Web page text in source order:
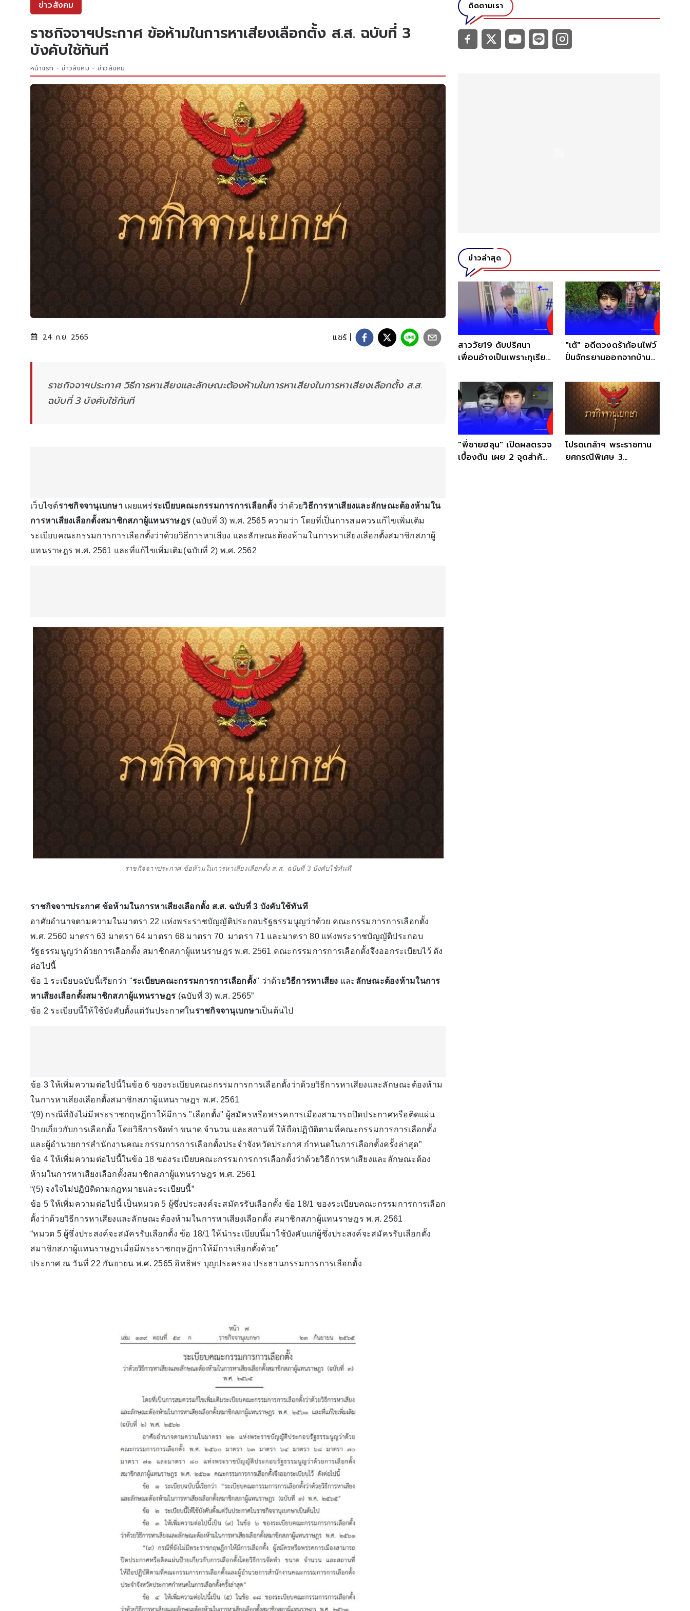
ข่าวสังคม
ราชกิจจาฯประกาศ ข้อห้ามในการหาเสียงเลือกตั้ง ส.ส. ฉบับที่ 3
บังคับใช้ทันที
หน้าแรก ข่าวสังคม ข่าวสังคม
24 ก.ย. 2565 แชร์ |
ราชกิจจาฯประกาศ วิธีการหาเสียงและลักษณะต้องห้ามในการหาเสียงในการหาเสียงเลือกตั้ง ส.ส.
ฉบับที่ 3 บังคับใช้ทันที
เว็บไซต์ราชกิจจานุเบกษาเผยแพร่ระเบียบคณะกรรมการการเลือกตั้งว่าด้วยวิธีการหาเสียงและลักษณะต้องห้ามใน
การหาเสียงเลือกตั้งสมาชิกสภาผู้แทนราษฎร (ฉบับที่ 3) พ.ศ. 2565 ความว่า โดยที่เป็นการสมควรแก้ไขเพิ่มเติม
ระเบียบคณะกรรมการการเลือกตั้งว่าด้วยวิธีการหาเสียง และลักษณะต้องห้ามในการหาเสียงเลือกตั้งสมาชิกสภาผู้
แทนราษฎร พ.ศ. 2561 และที่แก้ไขเพิ่มเติม(ฉบับที่ 2) พ.ศ. 2562
ราชกิจจาฯประกาศ ข้อห้ามในการหาเสียงเลือกตั้ง ส.ส. ฉบับที่ 3 บังคับใช้ทันที
ราชกิจจาฯประกาศ ข้อห้ามในการหาเสียงเลือกตั้ง ส.ส. ฉบับที่ 3 บังคับใช้ทันที
อาศัยอำนาจตามความในมาตรา 22 แห่งพระราชบัญญัติประกอบรัฐธรรมนูญว่าด้วย คณะกรรมการการเลือกตั้ง
พ.ศ. 2560 มาตรา 63 มาตรา 64 มาตรา 68 มาตรา 70 มาตรา 71 และมาตรา 80 แห่งพระราชบัญญัติประกอบ
รัฐธรรมนูญว่าด้วยการเลือกตั้ง สมาชิกสภาผู้แทนราษฎร พ.ศ. 2561 คณะกรรมการการเลือกตั้งจึงออกระเบียบไว้ ดัง
ต่อไปนี้
ข้อ 1 ระเบียบฉบับนี้เรียกว่า "ระเบียบคณะกรรมการการเลือกตั้ง" ว่าด้วยวิธีการหาเสียง และ ลักษณะต้องห้ามในการ
หาเสียงเลือกตั้งสมาชิกสภาผู้แทนราษฎร (ฉบับที่ 3) พ.ศ. 2565”
ข้อ 2 ระเบียบนี้ให้ใช้บังคับตั้งแต่วันประกาศในราชกิจจานุเบกษาเป็นต้นไป
ข้อ 3 ให้เพิ่มความต่อไปนี้ในข้อ 6 ของระเบียบคณะกรรมการการเลือกตั้งว่าด้วยวิธีการหาเสียงและลักษณะต้องห้าม
ในการหาเสียงเลือกตั้งสมาชิกสภาผู้แทนราษฎร พ.ศ. 2561
“(9) กรณีที่ยังไม่มีพระราชกฤษฎีกาให้มีการ "เลือกตั้ง" ผู้สมัครหรือพรรคการเมืองสามารถปิดประกาศหรือติดแผ่น
ป้ายเกี่ยวกับการเลือกตั้ง โดยวิธีการจัดทํา ขนาด จํานวน และสถานที่ ให้ถือปฏิบัติตามที่คณะกรรมการการเลือกตั้ง
และผู้อํานวยการสํานักงานคณะกรรมการการเลือกตั้งประจําจังหวัดประกาศ กําหนดในการเลือกตั้งครั้งล่าสุด”
ข้อ 4 ให้เพิ่มความต่อไปนี้ในข้อ 18 ของระเบียบคณะกรรมการการเลือกตั้งว่าด้วยวิธีการหาเสียงและลักษณะต้อง
ห้ามในการหาเสียงเลือกตั้งสมาชิกสภาผู้แทนราษฎร พ.ศ. 2561
“(5) จงใจไม่ปฏิบัติตามกฎหมายและระเบียบนี้”
ข้อ 5 ให้เพิ่มความต่อไปนี้ เป็นหมวด 5 ผู้ซึ่งประสงค์จะสมัครรับเลือกตั้ง ข้อ 18/1 ของระเบียบคณะกรรมการการเลือก
ตั้งว่าด้วยวิธีการหาเสียงและลักษณะต้องห้ามในการหาเสียงเลือกตั้ง สมาชิกสภาผู้แทนราษฎร พ.ศ. 2561
“หมวด 5 ผู้ซึ่งประสงค์จะสมัครรับเลือกตั้ง ข้อ 18/1 ให้นําระเบียบนี้มาใช้บังคับแก่ผู้ซึ่งประสงค์จะสมัครรับเลือกตั้ง
สมาชิกสภาผู้แทนราษฎรเมื่อมีพระราชกฤษฎีกาให้มีการเลือกตั้งด้วย”
ประกาศ ณ วันที่ 22 กันยายน พ.ศ. 2565 อิทธิพร บุญประครอง ประธานกรรมการการเลือกตั้ง
ติดตามเรา
ข่าวล่าสุด
สาววัย19 ดับปริศนา
เพื่อนอ้างเป็นเพราะทุเรียน
"เต้" อดีตวงดร้าก้อนไฟว์
ปั่นจักรยานออกจากบ้าน
"พี่ชายฮลุน" เปิดผลตรวจ
เบื้องต้น เผย 2 จุดสำคัญ
โปรดเกล้าฯ พระราชทาน
ยศกรณีพิเศษ 3